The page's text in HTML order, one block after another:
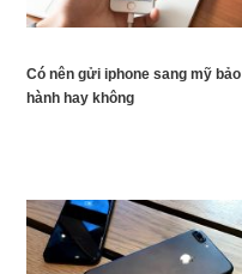
Có nên gửi iphone sang mỹ bảo
hành hay không